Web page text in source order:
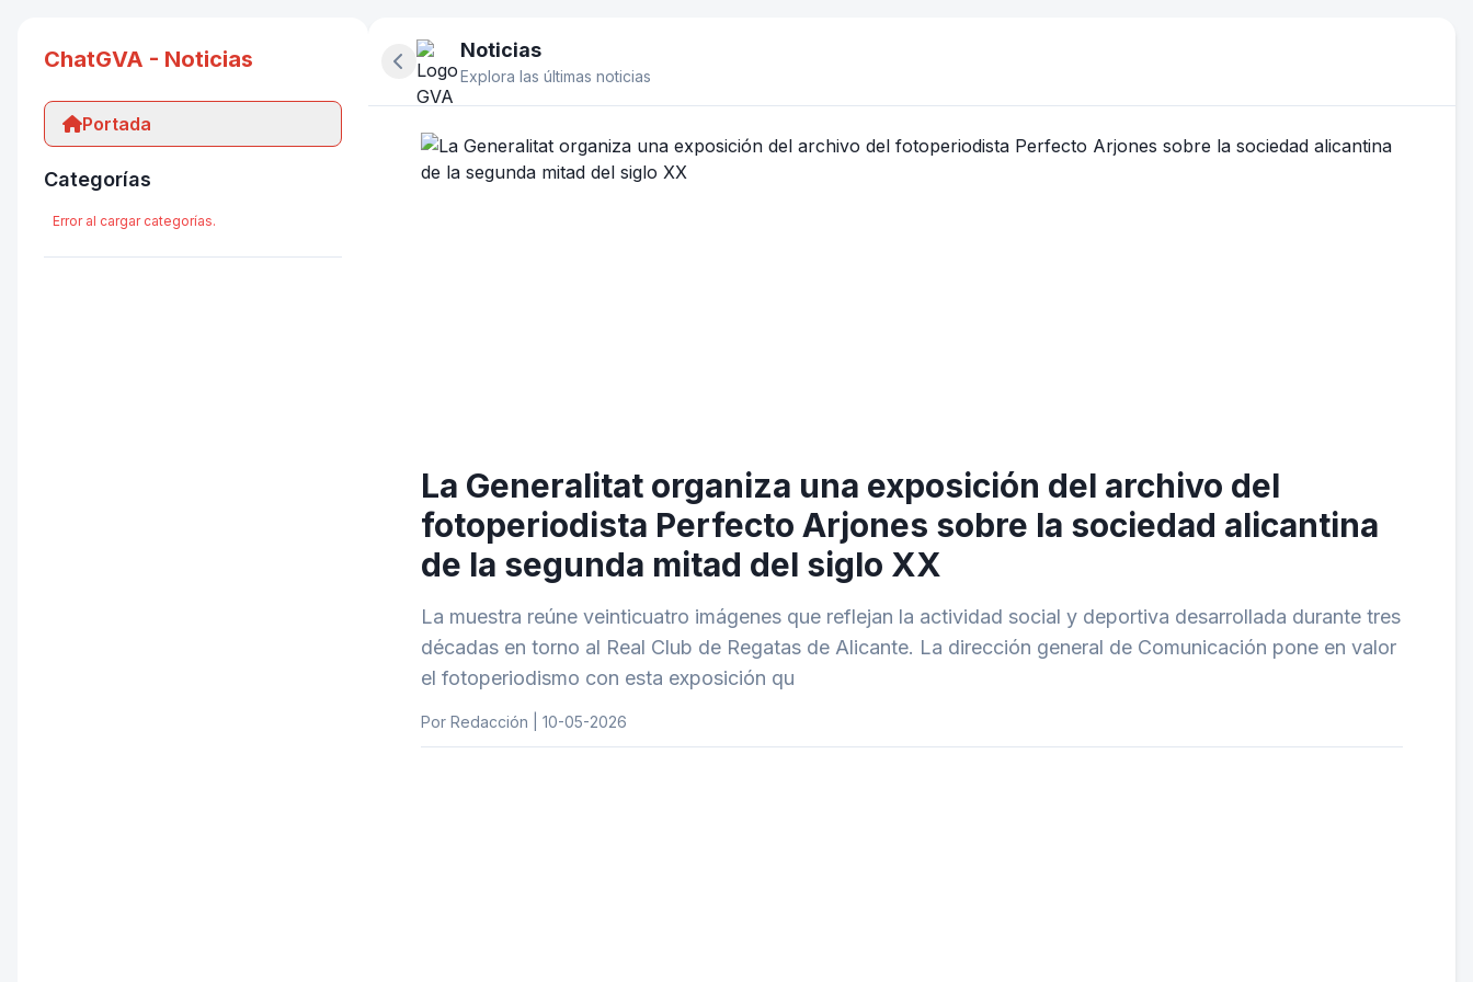
ChatGVA - Noticias
Portada
Categorías
Error al cargar categorías.
Ocultar panel lateral
Noticias
Explora las últimas noticias
La Generalitat organiza una exposición del archivo del
fotoperiodista Perfecto Arjones sobre la sociedad alicantina
de la segunda mitad del siglo XX
La muestra reúne veinticuatro imágenes que reflejan la actividad social y deportiva desarrollada durante tres
décadas en torno al Real Club de Regatas de Alicante. La dirección general de Comunicación pone en valor
el fotoperiodismo con esta exposición qu
Por Redacción | 10-05-2026